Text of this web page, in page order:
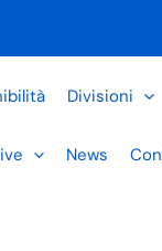
Divisioni
News